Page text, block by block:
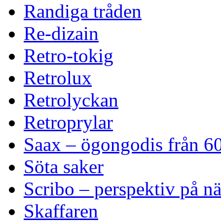
Randiga tråden
Re-dizain
Retro-tokig
Retrolux
Retrolyckan
Retroprylar
Saax – ögongodis från
Söta saker
Scribo – perspektiv på
Skaffaren